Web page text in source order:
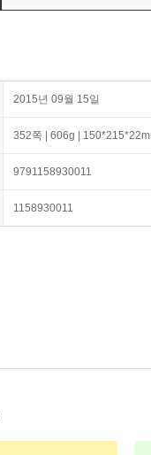
2015년 09월 15일
352쪽 | 606g |
9791158930011
1158930011